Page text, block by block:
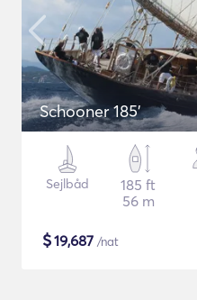
Schooner 185'
Sejlbåd
185 ft
56 m
$19,687 /nat